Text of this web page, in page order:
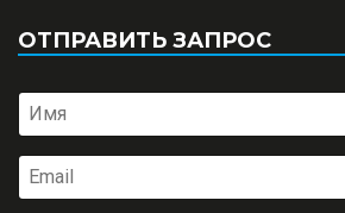
ОТПРАВИТЬ ЗАПРОС